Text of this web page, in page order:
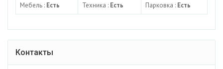
Мебель : Есть Техника : Есть Парковка : Есть
Контакты